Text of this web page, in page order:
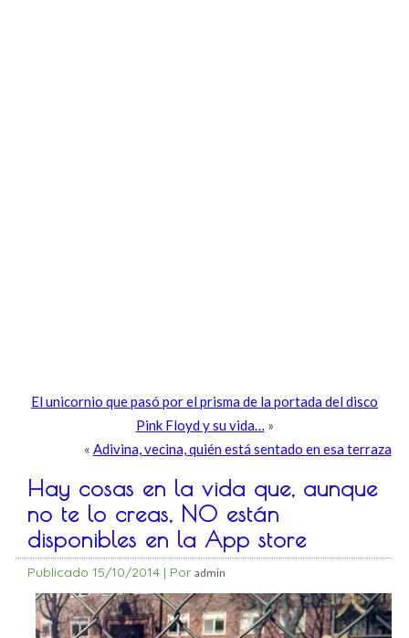
El unicornio que pasó por el prisma de la portada del disco
Pink Floyd y su vida… »
« Adivina, vecina, quién está sentado en esa terraza
Hay cosas en la vida que, aunque
no te lo creas, NO están
disponibles en la App store
Publicado 15/10/2014 | Por admin